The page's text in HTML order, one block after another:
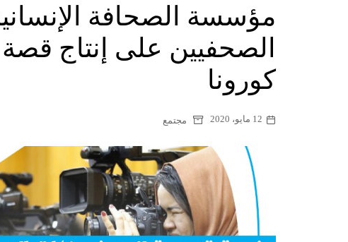
مؤسسة الصحافة
الصحفيين على إنتاج
كورونا
12 مايو، 2020 مجتمع